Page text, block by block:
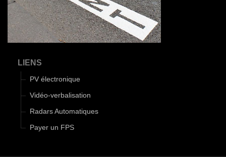
LIENS
PV électronique
Vidéo-verbalisation
Radars Automatiques
Payer un FPS